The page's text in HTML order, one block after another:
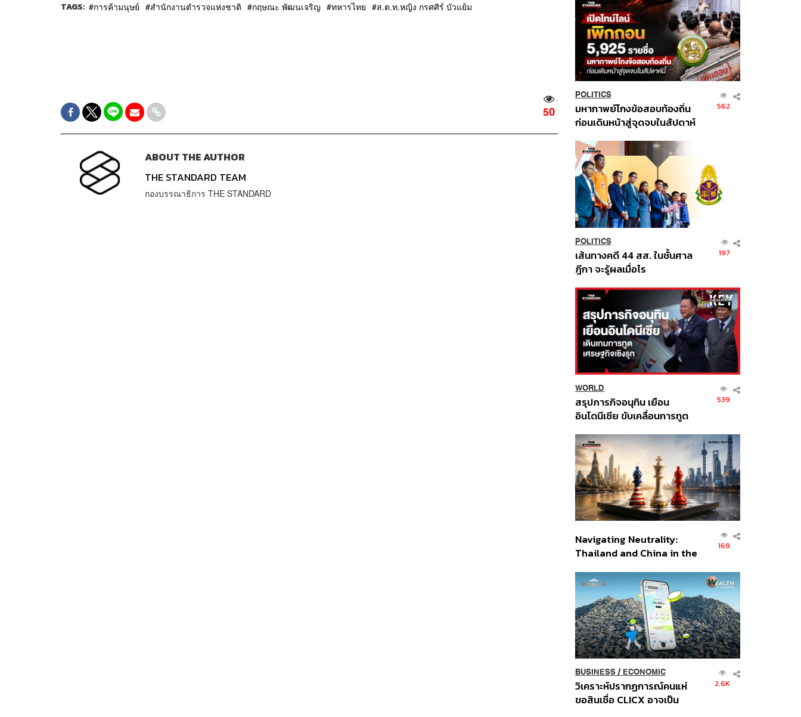
TAGS: การค้ามนุษย์ สำนักงานตำรวจแห่งชาติ กฤษณะ พัฒนเจริญ ทหารไทย ส.ต.ท.หญิง กรศศิร์ บัวแย้ม
50
ABOUT THE AUTHOR
THE STANDARD TEAM
กองบรรณาธิการ THE STANDARD
POLITICS
มหากาพย์โกงข้อสอบท้องถิ่น
ก่อนเดินหน้าสู่จุดจบในสัปดาห์
562
POLITICS
เส้นทางคดี 44 สส. ในชั้นศาล
ฎีกา จะรู้ผลเมื่อไร
197
WORLD
สรุปภารกิจอนุทิน เยือน
อินโดนีเซีย ขับเคลื่อนการทูต
ส่วนยุทธศาสตร์ไทย –
อินโดนีเซีย
539
Navigating Neutrality:
Thailand and China in the
Order
169
BUSINESS/ ECONOMIC
วิเคราะห์ปรากฏการณ์คนแห่
ขอสินเชื่อ CLICX อาจเป็น
2.6K